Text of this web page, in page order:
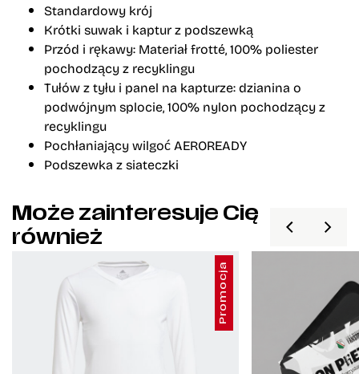
Standardowy krój
Krótki suwak i kaptur z podszewką
Przód i rękawy: Materiał frotté, 100% poliester
pochodzący z recyklingu
Tułów z tyłu i panel na kapturze: dzianina o
podwójnym splocie, 100% nylon pochodzący z
recyklingu
Pochłaniający wilgoć AEROREADY
Podszewka z siateczki
Może zainteresuje Cię
również
Promocja